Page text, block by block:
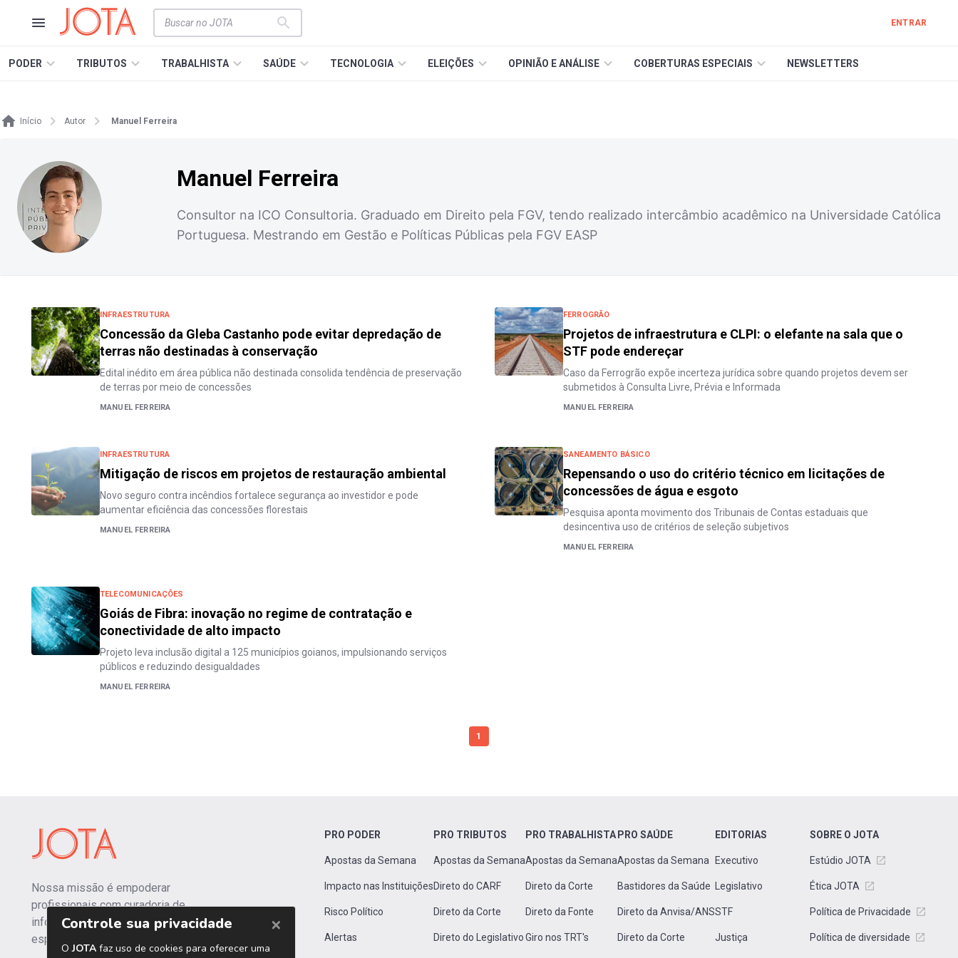
ENTRAR
PODER TRIBUTOS TRABALHISTA SAÚDE TECNOLOGIA ELEIÇÕES OPINIÃO E ANÁLISE COBERTURAS ESPECIAIS NEWSLETTERS
Início Autor Manuel Ferreira
Manuel Ferreira
Consultor na ICO Consultoria. Graduado em Direito pela FGV, tendo realizado intercâmbio acadêmico na Universidade Católica
Portuguesa. Mestrando em Gestão e Políticas Públicas pela FGV EASP
INFRAESTRUTURA
Concessão da Gleba Castanho pode evitar depredação de
terras não destinadas à conservação
Edital inédito em área pública não destinada consolida tendência de preservação
de terras por meio de concessões
MANUEL FERREIRA
FERROGRÃO
Projetos de infraestrutura e CLPI: o elefante na sala que o
STF pode endereçar
Caso da Ferrogrão expõe incerteza jurídica sobre quando projetos devem ser
submetidos à Consulta Livre, Prévia e Informada
MANUEL FERREIRA
INFRAESTRUTURA
Mitigação de riscos em projetos de restauração ambiental
Novo seguro contra incêndios fortalece segurança ao investidor e pode
aumentar eficiência das concessões florestais
MANUEL FERREIRA
SANEAMENTO BÁSICO
Repensando o uso do critério técnico em licitações de
concessões de água e esgoto
Pesquisa aponta movimento dos Tribunais de Contas estaduais que
desincentiva uso de critérios de seleção subjetivos
MANUEL FERREIRA
TELECOMUNICAÇÕES
Goiás de Fibra: inovação no regime de contratação e
conectividade de alto impacto
Projeto leva inclusão digital a 125 municípios goianos, impulsionando serviços
públicos e reduzindo desigualdades
MANUEL FERREIRA
1
Nossa missão é empoderar
profissionais com curadoria de
informações independentes e
especializadas.
PRO PODER
Apostas da Semana
Impacto nas Instituições
Risco Político
Alertas
PRO TRIBUTOS
Apostas da Semana
Direto do CARF
Direto da Corte
Direto do Legislativo
PRO TRABALHISTA
Apostas da Semana
Direto da Corte
Direto da Fonte
Giro nos TRT's
PRO SAÚDE
Apostas da Semana
Bastidores da Saúde
Direto da Anvisa/ANS
Direto da Corte
EDITORIAS
Executivo
Legislativo
STF
Justiça
SOBRE O JOTA
Estúdio JOTA
Ética JOTA
Política de Privacidade
Política de diversidade